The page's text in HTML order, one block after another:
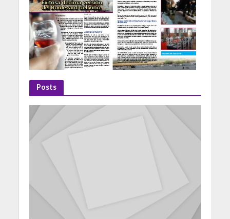
Posts